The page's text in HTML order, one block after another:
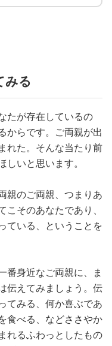
みる
たが存在しているの
からです。ご両親が出
れた。そんな当たり前
しいと思います。
親のご両親、つまりあ
こそのあなたであり、
ている、ということを
番身近なご両親に、ま
伝えてみましょう。伝
てみる、何か喜ぶであ
食べる、などささやか
れるふわっとしたもの